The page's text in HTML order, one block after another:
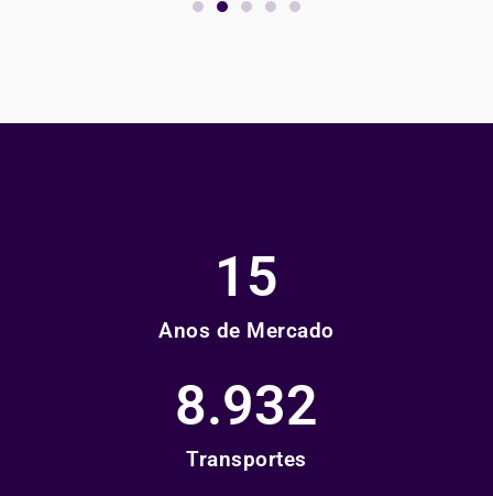
Anos de Mercado
15
Transportes
8.932